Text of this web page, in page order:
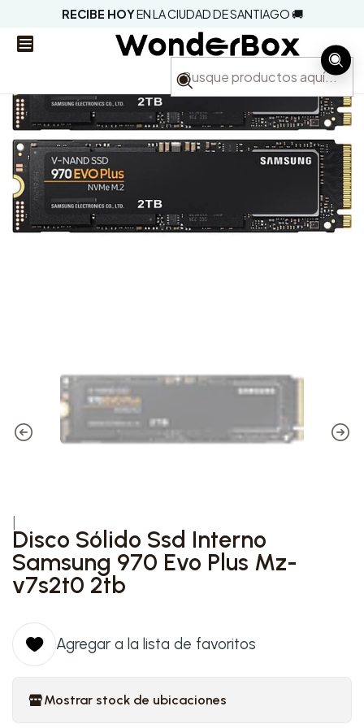
RECIBE HOYEN LA CIUDAD DE SANTIAGO 🚚
Disco Sólido Ssd Interno
Samsung 970 Evo Plus Mz-
v7s2t0 2tb
Agregar a la lista de favoritos
Mostrar stock de ubicaciones